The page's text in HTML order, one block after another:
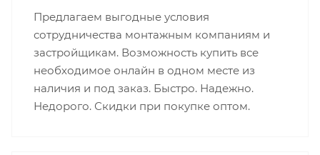
Предлагаем выгодные условия
сотрудничества монтажным компаниям и
застройщикам. Возможность купить все
необходимое онлайн в одном месте из
наличия и под заказ. Быстро. Надежно.
Недорого. Скидки при покупке оптом.